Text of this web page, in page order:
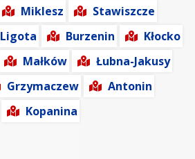
Miklesz
Stawiszcze
Ligota Burzenin
Kłocko
Małków
Łubna-Jakusy
Grzymaczew
Antonin
Kopanina